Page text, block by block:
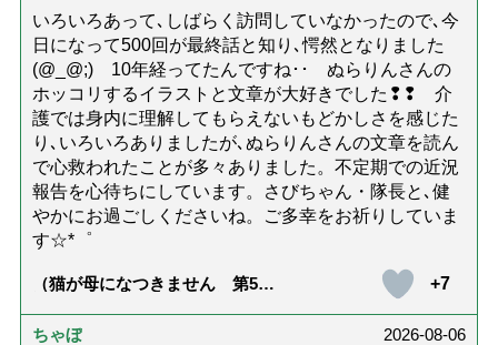
いろいろあって､しばらく訪問していなかったので､今
日になって500回が最終話と知り､愕然となりました
(@_@;) 10年経ってたんですね･･ ぬらりんさんの
ホッコリするイラストと文章が大好きでした❢❢ 介
護では身内に理解してもらえないもどかしさを感じた
り､いろいろありましたが､ぬらりんさんの文章を読ん
で心救われたことが多々ありました。不定期での近況
報告を心待ちにしています。さびちゃん・隊長と､健
やかにお過ごしくださいね。ご多幸をお祈りしていま
す☆*゜
（猫が母になつきません 第500
+7
ちゃぼ
2026-08-06